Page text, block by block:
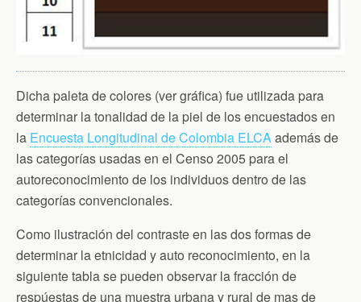
Dicha paleta de colores (ver gráfica) fue utilizada para
determinar la tonalidad de la piel de los encuestados en
la Encuesta Longitudinal de Colombia ELCAademás de
las categorías usadas en el Censo 2005 para el
autoreconocimiento de los individuos dentro de las
categorías convencionales.
Como ilustración del contraste en las dos formas de
determinar la etnicidad y auto reconocimiento, en la
siguiente tabla se pueden observar la fracción de
respúestas de una muestra urbana y rural de mas de